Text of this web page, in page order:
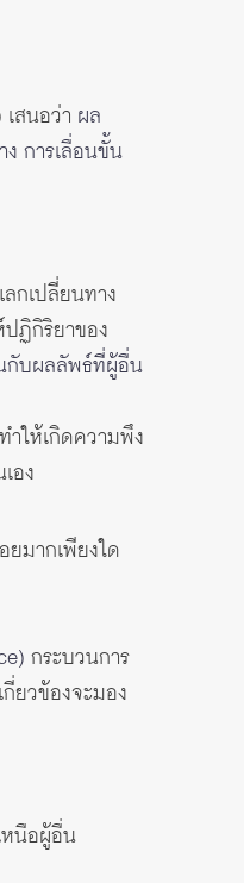
สนอว่า ผล
การเลื่อนขั้น
กเปลี่ยนทาง
ฏิกิริยาของ
กับผลลัพธ์ที่ผู้อื่น
ให้เกิดความพึง
อง
มากเพียงใด
กระบวนการ
ยวข้องจะมอง
หนือผู้อื่น